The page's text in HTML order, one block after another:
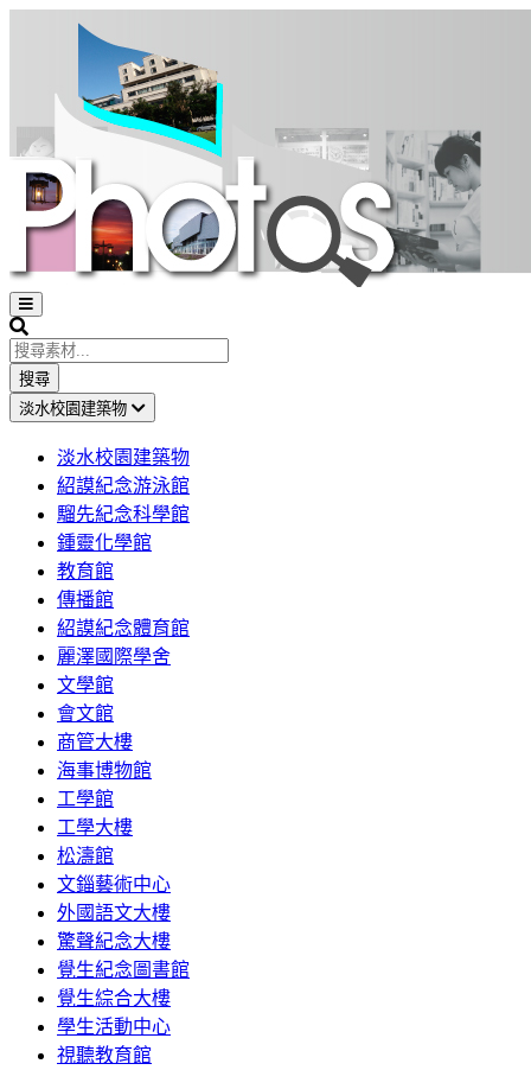
Open
sidebar
Search
搜尋
淡水校園建築物
淡水校園建築物
紹謨紀念游泳館
騮先紀念科學館
鍾靈化學館
教育館
傳播館
紹謨紀念體育館
麗澤國際學舍
文學館
會文館
商管大樓
海事博物館
工學館
工學大樓
松濤館
文錙藝術中心
外國語文大樓
驚聲紀念大樓
覺生紀念圖書館
覺生綜合大樓
學生活動中心
視聽教育館